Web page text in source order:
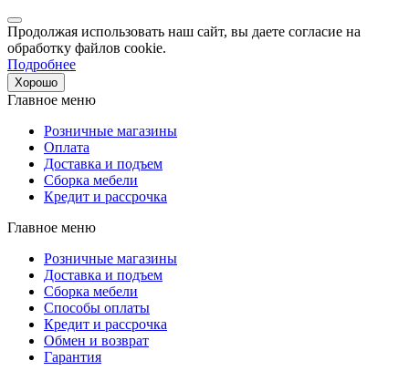
Продолжая использовать наш сайт, вы даете согласие на
обработку файлов cookie.
Подробнее
Хорошо
Главное меню
Розничные магазины
Оплата
Доставка и подъем
Сборка мебели
Кредит и рассрочка
Главное меню
Розничные магазины
Доставка и подъем
Сборка мебели
Способы оплаты
Кредит и рассрочка
Обмен и возврат
Гарантия